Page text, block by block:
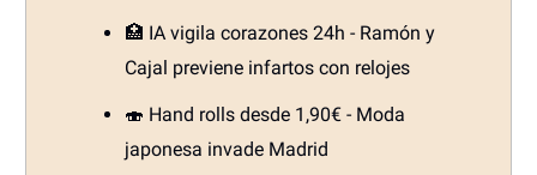
🏥 IA vigila corazones 24h - Ramón y
Cajal previene infartos con relojes
🍣 Hand rolls desde 1,90€ - Moda
japonesa invade Madrid